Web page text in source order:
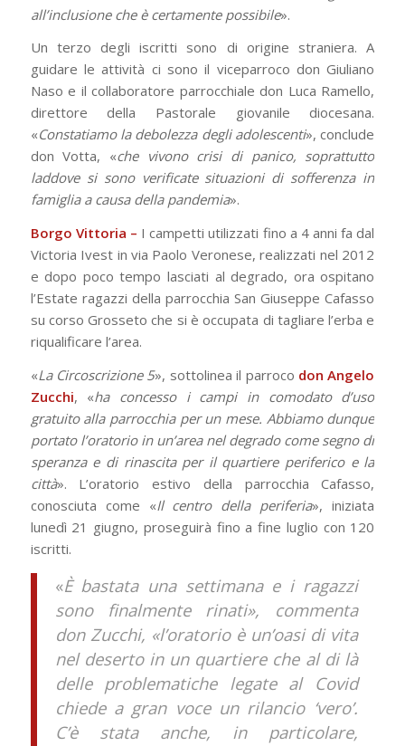
all’inclusione che è certamente possibile».
Un terzo degli iscritti sono di origine straniera. A
guidare le attività ci sono il viceparroco don Giuliano
Naso e il collaboratore parrocchiale don Luca Ramello,
direttore della Pastorale giovanile diocesana.
«Constatiamo la debolezza degli adolescenti», conclude
don Votta, «che vivono crisi di panico, soprattutto
laddove si sono verificate situazioni di sofferenza in
famiglia a causa della pandemia».
Borgo Vittoria – I campetti utilizzati fino a 4 anni fa dal
Victoria Ivest in via Paolo Veronese, realizzati nel 2012
e dopo poco tempo lasciati al degrado, ora ospitano
l’Estate ragazzi della parrocchia San Giuseppe Cafasso
su corso Grosseto che si è occupata di tagliare l’erba e
riqualificare l’area.
«La Circoscrizione 5», sottolinea il parroco don Angelo
Zucchi, «ha concesso i campi in comodato d’uso
gratuito alla parrocchia per un mese. Abbiamo dunque
portato l’oratorio in un’area nel degrado come segno di
speranza e di rinascita per il quartiere periferico e la
città». L’oratorio estivo della parrocchia Cafasso,
conosciuta come «Il centro della periferia», iniziata
lunedì 21 giugno, proseguirà fino a fine luglio con 120
iscritti.
«È bastata una settimana e i ragazzi
sono finalmente rinati», commenta
don Zucchi, «l’oratorio è un’oasi di vita
nel deserto in un quartiere che al di là
delle problematiche legate al Covid
chiede a gran voce un rilancio ‘vero’.
C’è stata anche, in particolare,